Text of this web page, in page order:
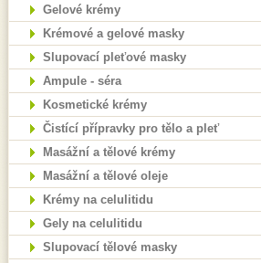
Gelové krémy
Krémové a gelové masky
Slupovací pleťové masky
Ampule - séra
Kosmetické krémy
Čistící přípravky pro tělo a pleť
Masážní a tělové krémy
Masážní a tělové oleje
Krémy na celulitidu
Gely na celulitidu
Slupovací tělové masky